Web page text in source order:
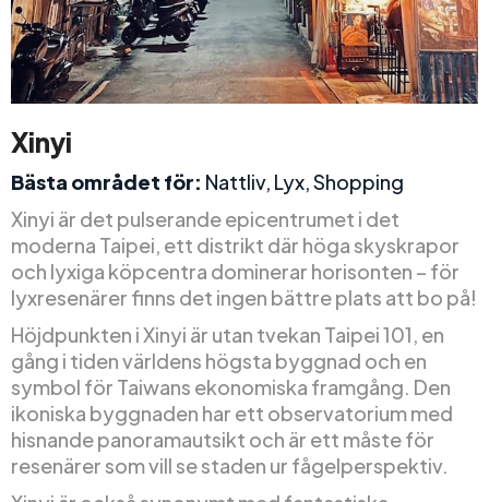
Xinyi
Bästa området för: Nattliv, Lyx, Shopping
Xinyi är det pulserande epicentrumet i det
moderna Taipei, ett distrikt där höga skyskrapor
och lyxiga köpcentra dominerar horisonten – för
lyxresenärer finns det ingen bättre plats att bo på!
Höjdpunkten i Xinyi är utan tvekan Taipei 101, en
gång i tiden världens högsta byggnad och en
symbol för Taiwans ekonomiska framgång. Den
ikoniska byggnaden har ett observatorium med
hisnande panoramautsikt och är ett måste för
resenärer som vill se staden ur fågelperspektiv.